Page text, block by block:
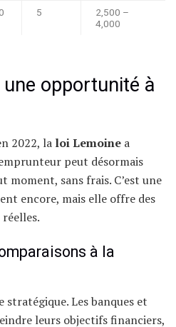
5
2,500 –
4,000
une opportunité à
2022, la loi Lemoine a
peut désormais
moment, sans frais. C’est une
encore, mais elle offre des
à la
Les banques et
leurs objectifs financiers,